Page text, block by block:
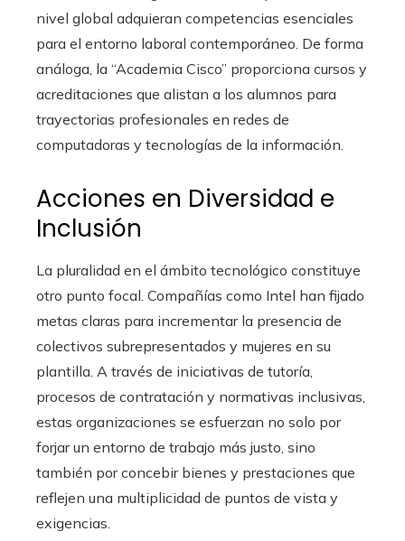
nivel global adquieran competencias esenciales
para el entorno laboral contemporáneo. De forma
análoga, la “Academia Cisco” proporciona cursos y
acreditaciones que alistan a los alumnos para
trayectorias profesionales en redes de
computadoras y tecnologías de la información.
Acciones en Diversidad e
Inclusión
La pluralidad en el ámbito tecnológico constituye
otro punto focal. Compañías como Intel han fijado
metas claras para incrementar la presencia de
colectivos subrepresentados y mujeres en su
plantilla. A través de iniciativas de tutoría,
procesos de contratación y normativas inclusivas,
estas organizaciones se esfuerzan no solo por
forjar un entorno de trabajo más justo, sino
también por concebir bienes y prestaciones que
reflejen una multiplicidad de puntos de vista y
exigencias.